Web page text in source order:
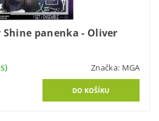
panenka - Oliver
Značka: MGA